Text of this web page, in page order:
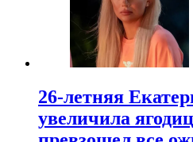
26-летняя
увеличила